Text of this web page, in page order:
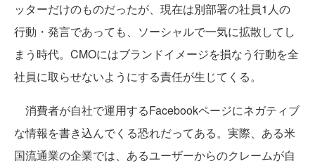
ッターだけのものだったが、現在は別部署の社員1人の
行動・発言であっても、ソーシャルで一気に拡散してし
まう時代。CMOにはブランドイメージを損なう行動を全
社員に取らせないようにする責任が生じてくる。
消費者が自社で運用するFacebookページにネガティブ
な情報を書き込んでくる恐れだってある。実際、ある米
国流通業の企業では、あるユーザーからのクレームが自